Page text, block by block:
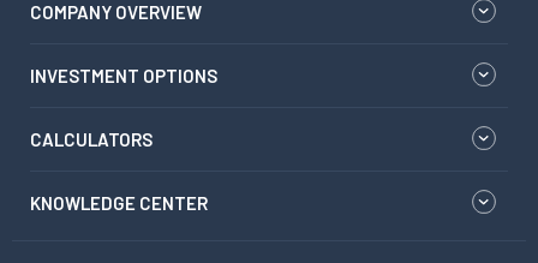
COMPANY OVERVIEW
INVESTMENT OPTIONS
CALCULATORS
KNOWLEDGE CENTER